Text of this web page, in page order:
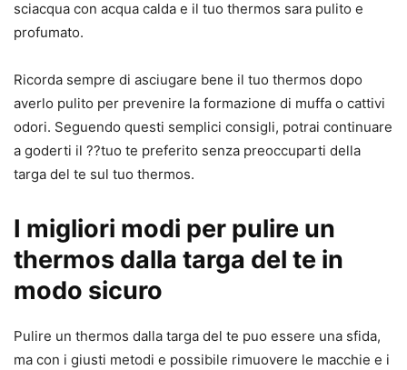
sciacqua con acqua calda e il tuo thermos sara pulito e
profumato.
Ricorda sempre di asciugare bene il tuo thermos dopo
averlo pulito per prevenire la formazione di muffa o cattivi
odori. Seguendo questi semplici consigli, potrai continuare
a goderti il ??tuo te preferito senza preoccuparti della
targa del te sul tuo thermos.
I migliori modi per pulire un
thermos dalla targa del te in
modo sicuro
Pulire un thermos dalla targa del te puo essere una sfida,
ma con i giusti metodi e possibile rimuovere le macchie e i